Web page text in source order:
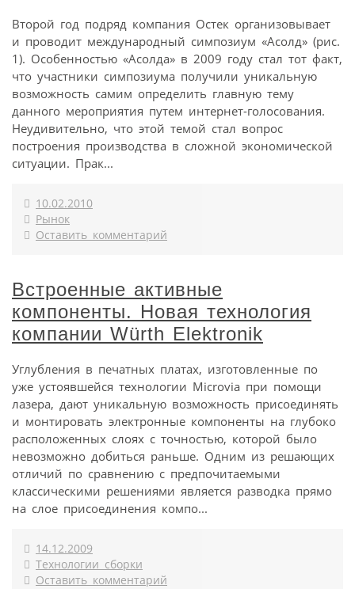
Второй год подряд компания Остек организовывает
и проводит международный симпозиум «Асолд» (рис.
1). Особенностью «Асолда» в 2009 году стал тот факт,
что участники симпозиума получили уникальную
возможность самим определить главную тему
данного мероприятия путем интернет-голосования.
Неудивительно, что этой темой стал вопрос
построения производства в сложной экономической
ситуации. Прак...
10.02.2010
Рынок
Оставить комментарий
Встроенные активные
компоненты. Новая технология
компании Würth Elektronik
Углубления в печатных платах, изготовленные по
уже устоявшейся технологии Microvia при помощи
лазера, дают уникальную возможность присоединять
и монтировать электронные компоненты на глубоко
расположенных слоях с точностью, которой было
невозможно добиться раньше. Одним из решающих
отличий по сравнению с предпочитаемыми
классическими решениями является разводка прямо
на слое присоединения компо...
14.12.2009
Технологии сборки
Оставить комментарий